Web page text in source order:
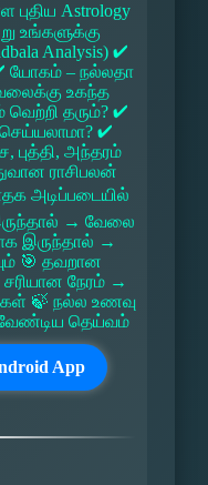
Astrology
உங்களுக்கு
Analysis) ✔
✔ யோகம் – நல்லதா
உகந்த
வெற்றி தரும்? ✔
செய்யலாமா? ✔
புத்தி, அந்தரம்
ராசிபலன்
அடிப்படையில்
→ வேலை
இருந்தால் →
🎯 தவறான
சரியான நேரம் →
🍃 நல்ல உணவு
வேண்டிய தெய்வம்
App